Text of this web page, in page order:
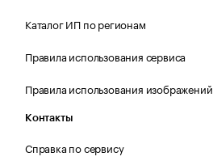
Каталог ИП по регионам
Правила использования сервиса
Правила использования изображений
Контакты
Справка по сервису